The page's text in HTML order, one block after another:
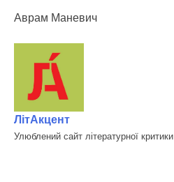
Аврам Маневич
ЛітАкцент
Улюблений сайт літературної критики